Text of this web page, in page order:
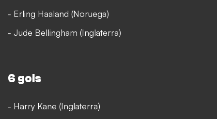
- Erling Haaland (Noruega)
- Jude Bellingham (Inglaterra)
6 gols
- Harry Kane (Inglaterra)